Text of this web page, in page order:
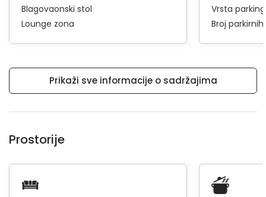
Blagovaonski stol
Lounge zona
Vrsta
Broj
Prikaži sve informacije o sadržajima
Prostorije